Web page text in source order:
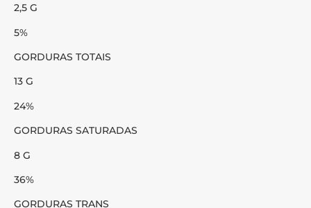
2,5 G
5%
GORDURAS TOTAIS
13 G
24%
GORDURAS SATURADAS
8 G
36%
GORDURAS TRANS